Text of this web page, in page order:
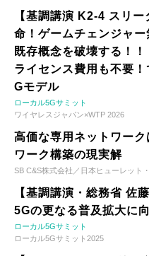
【基調講演 K2-4 スリ
命！ゲームチェンジャ
既存概念を破壊する！
ライセンス費用も不要
Gモデル
ローカル5Gサミット
ワイヤレスジャパン×WTP 2026
高価な専用ネットワー
ワーク構築の現実解
SB C&S株式会社／日本ヒューレット
【基調講演・総務省 佐
5Gの更なる普及拡大に
ローカル5Gサミット
ローカル5Gサミット2025